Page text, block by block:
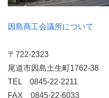
因島商工会議所について
〒722-2323
尾道市因島土生町1762-38
TEL 0845-22-2211
FAX 0845-22-6033